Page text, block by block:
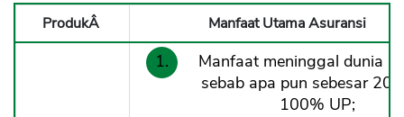
ProdukÂ Manfaat Utama Asuransi
Manfaat meninggal dunia
sebab apa pun sebesar
100% UP;